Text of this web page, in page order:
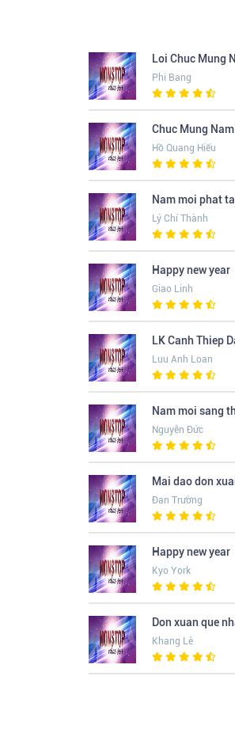
Loi Chuc Mung
Phi Bang
Chuc Mung
Hồ Quang Hiếu
Nam moi phat
Lý Chí Thành
Happy new year
Giao Linh
Luu Anh Loan
Nam moi sang
Nguyễn Đức
Mai dao don
Đan Trường
Happy new year
Kyo York
Don xuan que
Khang Lê